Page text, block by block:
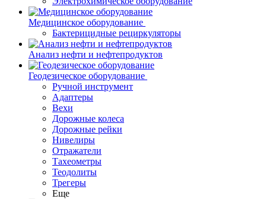
Медицинское оборудование
Бактерицидные рециркуляторы
Анализ нефти и нефтепродуктов
Геодезическое оборудование
Ручной инструмент
Адаптеры
Вехи
Дорожные колеса
Дорожные рейки
Нивелиры
Отражатели
Тахеометры
Теодолиты
Трегеры
Еще